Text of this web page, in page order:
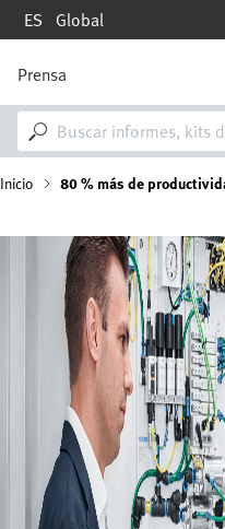
Pasar
principal
ES Global
M
a
i
n
n
a
Prensa
R
u
Inicio 80 % más de
Imagen